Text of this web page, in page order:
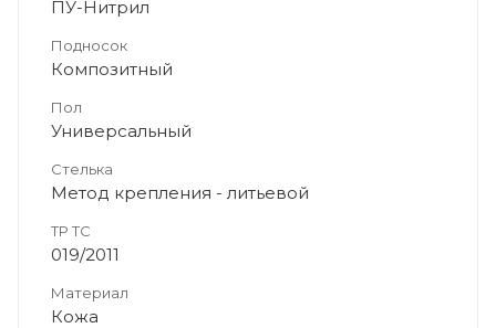
ПУ-Нитрил
Подносок
Композитный
Пол
Универсальный
Стелька
Метод крепления - литьевой
ТР ТС
019/2011
Материал
Кожа